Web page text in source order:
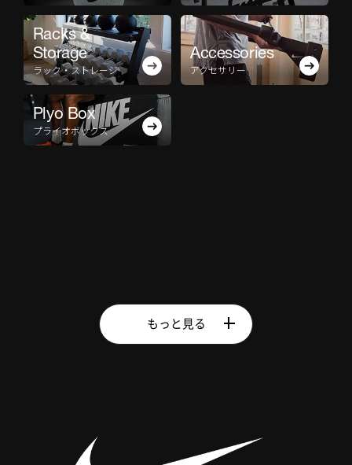
Racks &
Storage
ラック・ストレージ
Accessories
アクセサリー
Plyo Box
プライオボックス
もっと見る